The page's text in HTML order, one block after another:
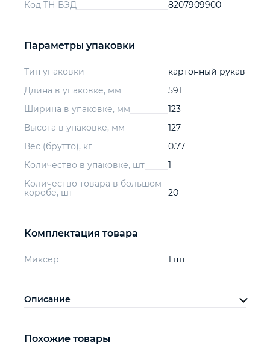
Код ТН ВЭД
8207909900
Параметры упаковки
Тип упаковки
картонный рукав
Длина в упаковке, мм
591
Ширина в упаковке, мм
123
Высота в упаковке, мм
127
Вес (брутто), кг
0.77
Количество в упаковке, шт
1
Количество товара в большом
коробе, шт
20
Комплектация товара
Миксер 1 шт
Описание
Похожие товары